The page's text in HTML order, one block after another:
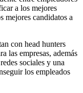
a los mejores
mejores candidatos a
con head hunters
las empresas, además
sociales y una
los empleados